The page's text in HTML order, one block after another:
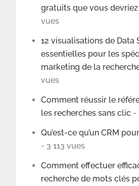
gratuits que vous
vues
12 visualisations de Data
essentielles pour les
marketing de la
vues
Comment réussir le
les recherches sans clic -
Qu’est-ce qu’un CRM
- 3 113 vues
Comment effectuer
recherche de mots clés